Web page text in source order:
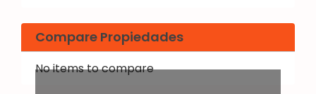
Compare Propiedades
No items to compare